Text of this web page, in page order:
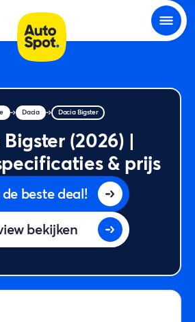
Dacia Dacia Bigster
(2026) |
& prijs
de beste deal!
bekijken